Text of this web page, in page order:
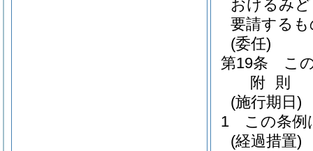
おけるみ
要請する
(委任)
第19条
こ
附 則
(施行期日)
1
この条例
(経過措置)